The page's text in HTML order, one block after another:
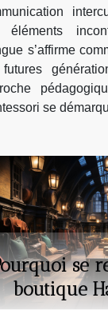
éléments
s’affirme
futures
se
se
boutique